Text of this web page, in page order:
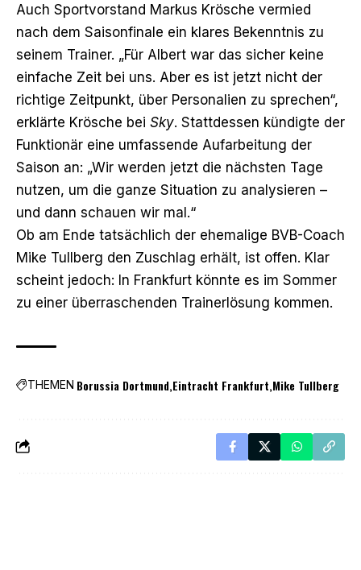
Auch Sportvorstand Markus Krösche vermied
nach dem Saisonfinale ein klares Bekenntnis zu
seinem Trainer. „Für Albert war das sicher keine
einfache Zeit bei uns. Aber es ist jetzt nicht der
richtige Zeitpunkt, über Personalien zu sprechen“,
erklärte Krösche bei Sky. Stattdessen kündigte der
Funktionär eine umfassende Aufarbeitung der
Saison an: „Wir werden jetzt die nächsten Tage
nutzen, um die ganze Situation zu analysieren –
und dann schauen wir mal.“
Ob am Ende tatsächlich der ehemalige BVB-Coach
Mike Tullberg den Zuschlag erhält, ist offen. Klar
scheint jedoch: In Frankfurt könnte es im Sommer
zu einer überraschenden Trainerlösung kommen.
THEMEN Borussia Dortmund Eintracht Frankfurt Mike Tullberg